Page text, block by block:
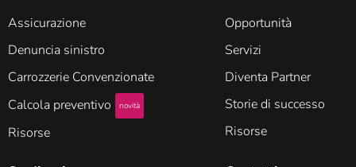
Assicurazione
Denuncia sinistro
Carrozzerie Convenzionate
Calcola preventivo
novità
Risorse
Opportunità
Servizi
Diventa Partner
Storie di successo
Risorse